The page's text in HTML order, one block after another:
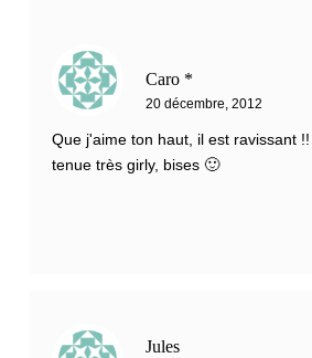
Caro *
20 décembre, 2012
Que j'aime ton haut, il est ravissant
tenue très girly, bises 🙂
Jules